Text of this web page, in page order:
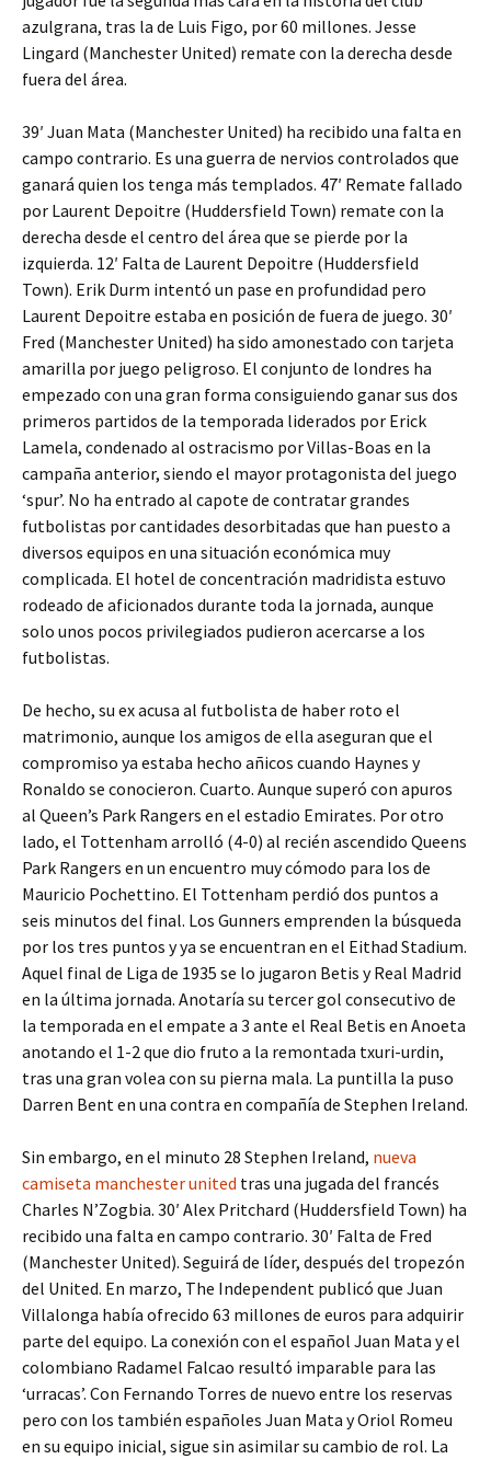
azulgrana, tras la de Luis Figo, por 60 millones. Jesse
Lingard (Manchester United) remate con la derecha desde
fuera del área.
39′ Juan Mata (Manchester United) ha recibido una falta en
campo contrario. Es una guerra de nervios controlados que
ganará quien los tenga más templados. 47′ Remate fallado
por Laurent Depoitre (Huddersfield Town) remate con la
derecha desde el centro del área que se pierde por la
izquierda. 12′ Falta de Laurent Depoitre (Huddersfield
Town). Erik Durm intentó un pase en profundidad pero
Laurent Depoitre estaba en posición de fuera de juego. 30′
Fred (Manchester United) ha sido amonestado con tarjeta
amarilla por juego peligroso. El conjunto de londres ha
empezado con una gran forma consiguiendo ganar sus dos
primeros partidos de la temporada liderados por Erick
Lamela, condenado al ostracismo por Villas-Boas en la
campaña anterior, siendo el mayor protagonista del juego
‘spur’. No ha entrado al capote de contratar grandes
futbolistas por cantidades desorbitadas que han puesto a
diversos equipos en una situación económica muy
complicada. El hotel de concentración madridista estuvo
rodeado de aficionados durante toda la jornada, aunque
solo unos pocos privilegiados pudieron acercarse a los
futbolistas.
De hecho, su ex acusa al futbolista de haber roto el
matrimonio, aunque los amigos de ella aseguran que el
compromiso ya estaba hecho añicos cuando Haynes y
Ronaldo se conocieron. Cuarto. Aunque superó con apuros
al Queen’s Park Rangers en el estadio Emirates. Por otro
lado, el Tottenham arrolló (4-0) al recién ascendido Queens
Park Rangers en un encuentro muy cómodo para los de
Mauricio Pochettino. El Tottenham perdió dos puntos a
seis minutos del final. Los Gunners emprenden la búsqueda
por los tres puntos y ya se encuentran en el Eithad Stadium.
Aquel final de Liga de 1935 se lo jugaron Betis y Real Madrid
en la última jornada. Anotaría su tercer gol consecutivo de
la temporada en el empate a 3 ante el Real Betis en Anoeta
anotando el 1-2 que dio fruto a la remontada txuri-urdin,
tras una gran volea con su pierna mala. La puntilla la puso
Darren Bent en una contra en compañía de Stephen Ireland.
Sin embargo, en el minuto 28 Stephen Ireland, nueva
camiseta manchester united tras una jugada del francés
Charles N’Zogbia. 30′ Alex Pritchard (Huddersfield Town) ha
recibido una falta en campo contrario. 30′ Falta de Fred
(Manchester United). Seguirá de líder, después del tropezón
del United. En marzo, The Independent publicó que Juan
Villalonga había ofrecido 63 millones de euros para adquirir
parte del equipo. La conexión con el español Juan Mata y el
colombiano Radamel Falcao resultó imparable para las
‘urracas’. Con Fernando Torres de nuevo entre los reservas
pero con los también españoles Juan Mata y Oriol Romeu
en su equipo inicial, sigue sin asimilar su cambio de rol. La